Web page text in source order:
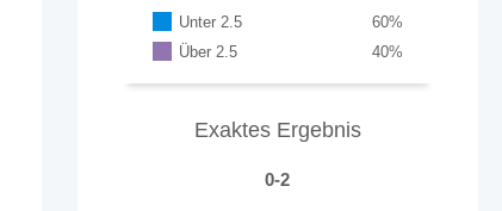
Unter 2.5 %
60
Über 2.5
%
40
Exaktes Ergebnis
0-2